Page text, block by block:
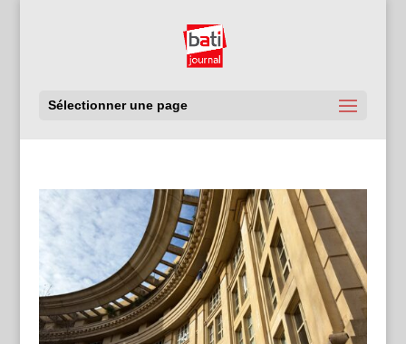
Sélectionner une page